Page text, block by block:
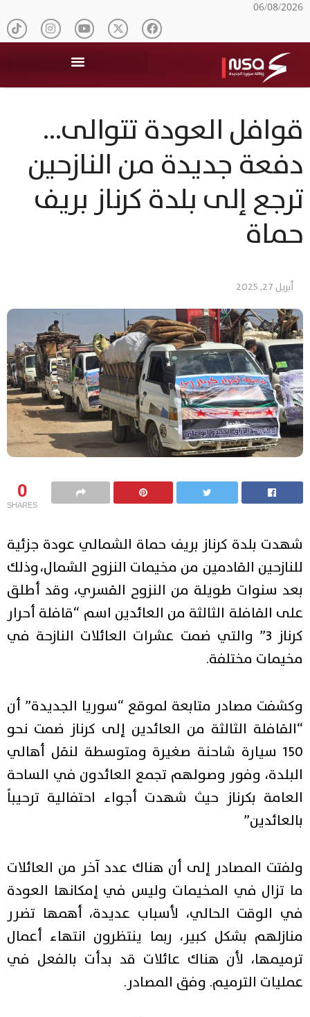
06/08/2026
قوافل العودة تتوالى…
دفعة جديدة من النازحين
ترجع إلى بلدة كرناز بريف
حماة
أبريل 27, 2025
0
SHARES
شهدت بلدة كرناز بريف حماة الشمالي عودة جزئية
للنازحين القادمين من مخيمات النزوح الشمال، وذلك
بعد سنوات طويلة من النزوح القسري، وقد أطلق
على القافلة الثالثة من العائدين اسم “قافلة أحرار
كرناز 3” والتي ضمت عشرات العائلات النازحة في
مخيمات مختلفة.
وكشفت مصادر متابعة لموقع “سوريا الجديدة” أن
“القافلة الثالثة من العائدين إلى كرناز ضمت نحو
150 سيارة شاحنة صغيرة ومتوسطة لنقل أهالي
البلدة، وفور وصولهم تجمع العائدون في الساحة
العامة بكرناز حيث شهدت أجواء احتفالية ترحيباً
بالعائدين”
ولفتت المصادر إلى أن هناك عدد آخر من العائلات
ما تزال في المخيمات وليس في إمكانها العودة
في الوقت الحالي، لأسباب عديدة، أهمها تضرر
منازلهم بشكل كبير، ربما ينتظرون انتهاء أعمال
ترميمها، لأن هناك عائلات قد بدأت بالفعل في
عمليات الترميم. وفق المصادر.